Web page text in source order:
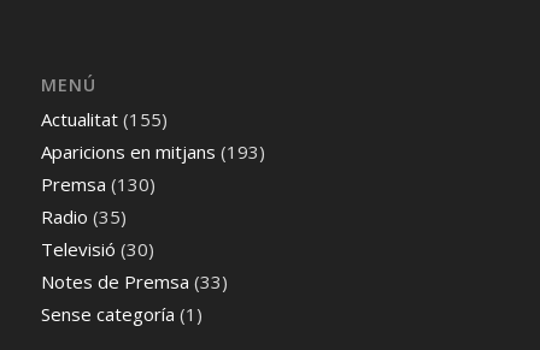
MENÚ
Actualitat(155)
Aparicions en mitjans (193)
Premsa (130)
Radio (35)
Televisió (30)
Notes de Premsa (33)
Sense categoría (1)